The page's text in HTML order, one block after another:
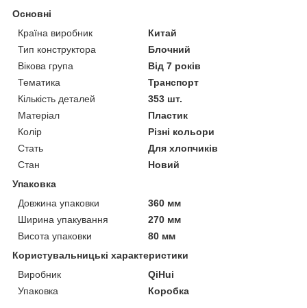
Основні
Країна виробник
Китай
Тип конструктора
Блочний
Вікова група
Від 7 років
Тематика
Транспорт
Кількість деталей
353 шт.
Матеріал
Пластик
Колір
Різні кольори
Стать
Для хлопчиків
Стан
Новий
Упаковка
Довжина упаковки
360 мм
Ширина упакування
270 мм
Висота упаковки
80 мм
Користувальницькі характеристики
Виробник
QiHui
Упаковка
Коробка